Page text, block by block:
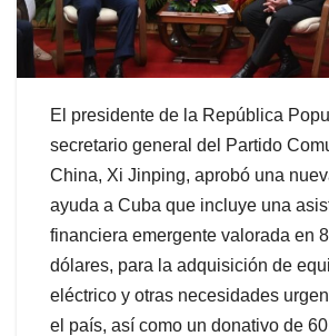
El presidente de la República
secretario general del Partido
China, Xi Jinping, aprobó una
ayuda a Cuba que incluye una
financiera emergente valorada en
dólares, para la adquisición de
eléctrico y otras necesidades
el país, así como un donativo de